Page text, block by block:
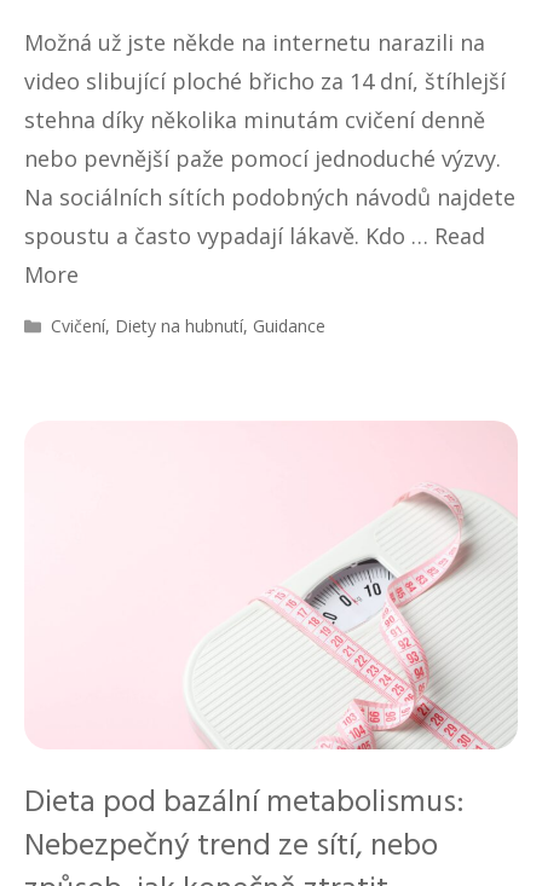
Možná už jste někde na internetu narazili na
video slibující ploché břicho za 14 dní, štíhlejší
stehna díky několika minutám cvičení denně
nebo pevnější paže pomocí jednoduché výzvy.
Na sociálních sítích podobných návodů najdete
spoustu a často vypadají lákavě. Kdo … Read
More
R
Cvičení, Diety na hubnutí, Guidance
Dieta pod bazální metabolismus:
Nebezpečný trend ze sítí, nebo